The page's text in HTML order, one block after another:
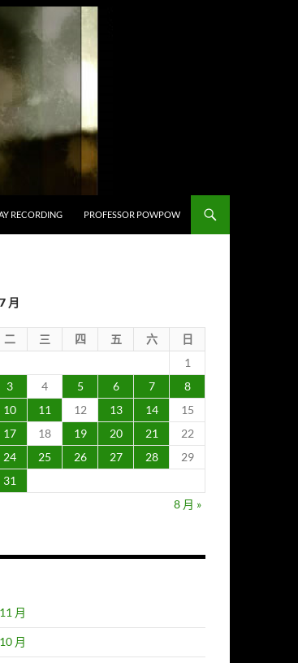
RECORDING PROFESSOR POWPOW
月
二 三 四 五 六
日
1
3 4 5 6 7
8
10 11 12 13 14
15
17 18 19 20 21
22
24 25 26 27 28
29
31
8 月 »
月
月